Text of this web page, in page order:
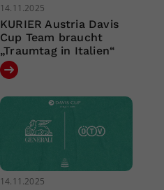
14.11.2025
KURIER Austria Davis
Cup Team braucht
„Traumtag in Italien“
14.11.2025